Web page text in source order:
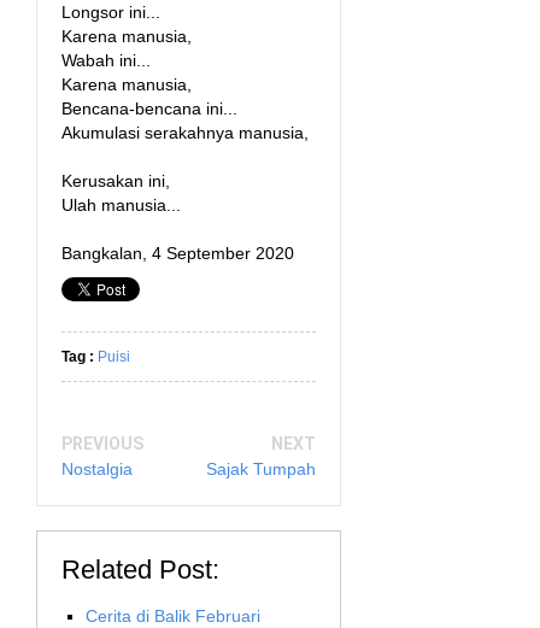
Longsor ini...
Karena manusia,
Wabah ini...
Karena manusia,
Bencana-bencana ini...
Akumulasi serakahnya manusia,
Kerusakan ini,
Ulah manusia...
Bangkalan, 4 September 2020
Tag : Puisi
PREVIOUS
Nostalgia
NEXT
Sajak Tumpah
Related Post:
Cerita di Balik Februari